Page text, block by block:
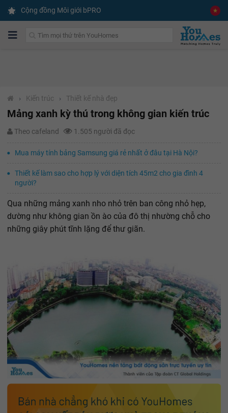
Cộng đồng Môi giới bPRO
› Kiến trúc › Thiết kế nhà đẹp
Mảng xanh kỳ thú trong không gian kiến trúc
Theo cafeland 1.505 người đã đọc
Mua máy tính bảng Samsung giá rẻ nhất ở đâu tại Hà Nội?
Thiết kế làm sao cho hợp lý với diện tích 45m2 cho gia đình 4
người?
Qua những mảng xanh nho nhỏ trên ban công nhỏ hẹp,
dường như không gian ồn ào của đô thị nhường chỗ cho
những giây phút tĩnh lặng để thư giãn.